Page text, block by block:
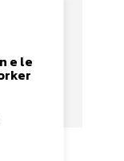
e le